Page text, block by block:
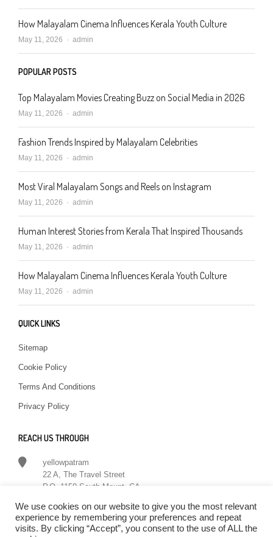
How Malayalam Cinema Influences Kerala Youth Culture
May 11, 2026 Author
admin
POPULAR POSTS
Top Malayalam Movies Creating Buzz on Social Media in 2026
May 11, 2026 Author
admin
Fashion Trends Inspired by Malayalam Celebrities
May 11, 2026 Author
admin
Most Viral Malayalam Songs and Reels on Instagram
May 11, 2026 Author
admin
Human Interest Stories from Kerala That Inspired Thousands
May 11, 2026 Author
admin
How Malayalam Cinema Influences Kerala Youth Culture
May 11, 2026 Author
admin
QUICK LINKS
Sitemap
Cookie Policy
Terms And Conditions
Privacy Policy
REACH US THROUGH
yellowpatram
22 A, The Travel Street
P.O. 1150 South Mount, CA
in**@********** am.com
Follow on twitter
We use cookies on our website to give you the most relevant
experience by remembering your preferences and repeat
visits. By clicking “Accept”, you consent to the use of ALL the